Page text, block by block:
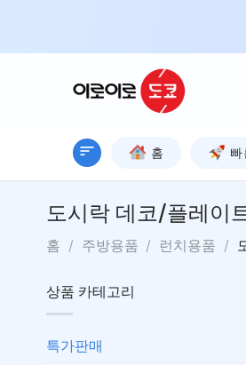
content
홈 빠
도시락 데코/플레이
홈 / 주방용품 / 런치용품 /
상품 카테고리
특가판매